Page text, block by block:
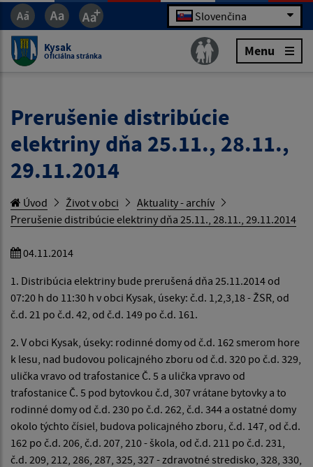
Slovenčina
Kysak
Oficiálna stránka Menu
Prerušenie distribúcie
elektriny dňa 25.11., 28.11.,
29.11.2014
Úvod Život v obci
Aktuality - archív
Prerušenie distribúcie elektriny dňa 25.11., 28.11., 29.11.2014
04.11.2014
1. Distribúcia elektriny bude prerušená dňa 25.11.2014 od
07:20 h do 11:30 h v obci Kysak, úseky: č.d. 1,2,3,18 - ŽSR, od
č.d. 21 po č.d. 42, od č.d. 149 po č.d. 161.
2. V obci Kysak, úseky: rodinné domy od č.d. 162 smerom hore
k lesu, nad budovou policajného zboru od č.d. 320 po č.d. 329,
ulička vravo od trafostanice Č. 5 a ulička vpravo od
trafostanice Č. 5 pod bytovkou č.d, 307 vrátane bytovky a to
rodinné domy od č.d. 230 po č.d. 262, č.d. 344 a ostatné domy
okolo týchto čísiel, budova policajného zboru, č.d. 147, od č.d.
162 po č.d. 206, č.d. 207, 210 - škola, od č.d. 211 po č.d. 231,
č.d. 209, 212, 286, 287, 325, 327 - zdravotné stredisko, 328, 330,